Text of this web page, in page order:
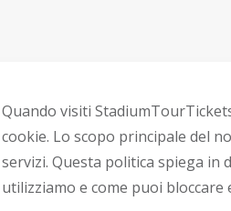
Quando visiti
cookie. Lo scopo principale del
servizi. Questa politica spiega in
utilizziamo e come puoi bloccare